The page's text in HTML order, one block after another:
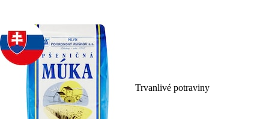
Trvanlivé potraviny